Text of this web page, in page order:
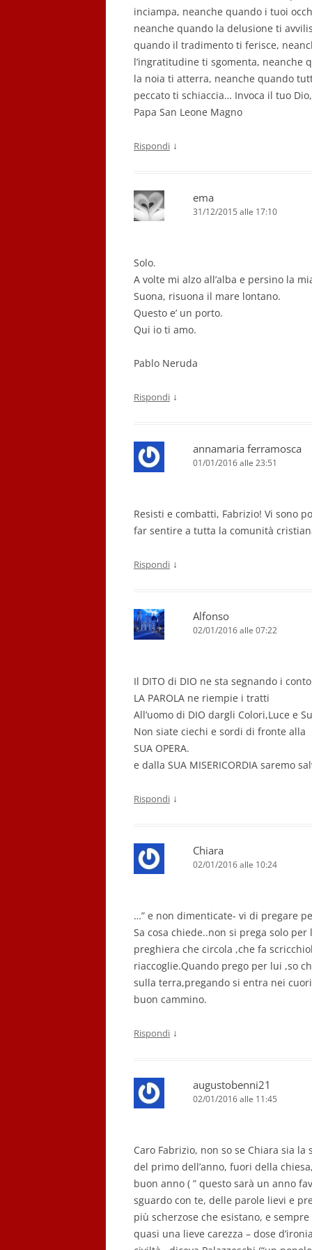
inciampa, neanche quando i tuoi
neanche quando la delusione ti
quando il tradimento ti ferisce,
l’ingratitudine ti sgomenta, neanche
la noia ti atterra, neanche quando
peccato ti schiaccia… Invoca il tuo
Papa San Leone Magno
Rispondi ↓
ema
31/12/2015 alle 17:10
Solo.
A volte mi alzo all’alba e persino la
Suona, risuona il mare lontano.
Questo e’ un porto.
Qui io ti amo.
Pablo Neruda
Rispondi ↓
annamaria ferramosca
01/01/2016 alle 23:51
Resisti e combatti, Fabrizio! Vi sono
far sentire a tutta la comunità
Rispondi ↓
Alfonso
02/01/2016 alle 07:22
Il DITO di DIO ne sta segnando i
LA PAROLA ne riempie i tratti
All’uomo di DIO dargli Colori,Luce e
Non siate ciechi e sordi di fronte alla
SUA OPERA.
e dalla SUA MISERICORDIA saremo
Rispondi ↓
Chiara
02/01/2016 alle 10:24
…” e non dimenticate- vi di pregare
Sa cosa chiede..non si prega solo
preghiera che circola ,che fa
riaccoglie.Quando prego per lui ,so
sulla terra,pregando si entra nei
buon cammino.
Rispondi ↓
augustobenni21
02/01/2016 alle 11:45
Caro Fabrizio, non so se Chiara sia
del primo dell’anno, fuori della
buon anno ( ” questo sarà un anno
sguardo con te, delle parole lievi e
più scherzose che esistano, e
quasi una lieve carezza – dose